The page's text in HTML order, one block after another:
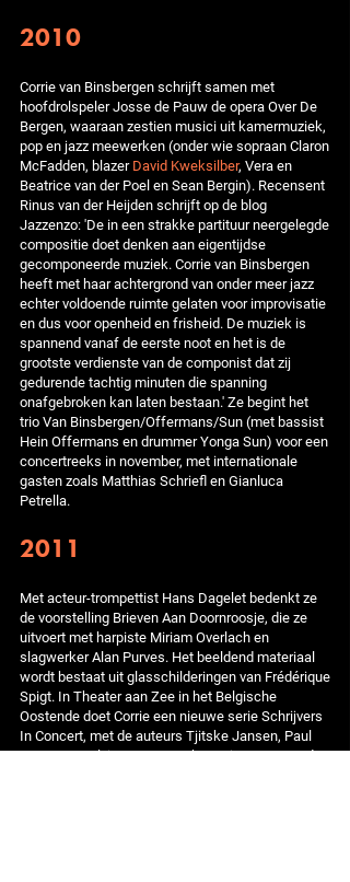
2010
Corrie van Binsbergen schrijft samen met
hoofdrolspeler Josse de Pauw de opera Over De
Bergen, waaraan zestien musici uit kamermuziek,
pop en jazz meewerken (onder wie sopraan Claron
McFadden, blazerDavid Kweksilber, Vera en
Beatrice van der Poel en Sean Bergin). Recensent
Rinus van der Heijden schrijft op de blog
Jazzenzo: 'De in een strakke partituur neergelegde
compositie doet denken aan eigentijdse
gecomponeerde muziek. Corrie van Binsbergen
heeft met haar achtergrond van onder meer jazz
echter voldoende ruimte gelaten voor improvisatie
en dus voor openheid en frisheid. De muziek is
spannend vanaf de eerste noot en het is de
grootste verdienste van de componist dat zij
gedurende tachtig minuten die spanning
onafgebroken kan laten bestaan.' Ze begint het
trio Van Binsbergen/Offermans/Sun (met bassist
Hein Offermans en drummer Yonga Sun) voor een
concertreeks in november, met internationale
gasten zoals Matthias Schriefl en Gianluca
Petrella.
2011
Met acteur-trompettist Hans Dagelet bedenkt ze
de voorstelling Brieven Aan Doornroosje, die ze
uitvoert met harpiste Miriam Overlach en
slagwerker Alan Purves. Het beeldend materiaal
wordt bestaat uit glasschilderingen van Frédérique
Spigt. In Theater aan Zee in het Belgische
Oostende doet Corrie een nieuwe serie Schrijvers
In Concert, met de auteurs Tjitske Jansen, Paul
Bogaert en Elvis Peeters. In het najaar staat onder